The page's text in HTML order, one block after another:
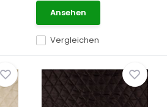
Vergleichen
Ansehen